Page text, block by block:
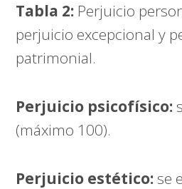
Tabla 2: Perjuicio
perjuicio excepcional y
patrimonial.
Perjuicio psicofísico:
(máximo 100).
Perjuicio estético: se